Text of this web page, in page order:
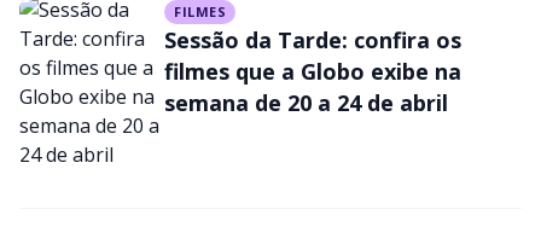
Sessão da Tarde hoje: confira
o filme que a Globo exibe
nesta quarta (23/04)
FILMES
Sessão da Tarde: confira os
filmes que a Globo exibe na
semana de 20 a 24 de abril